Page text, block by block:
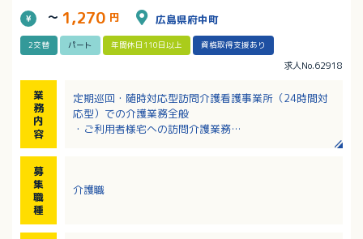
～ 1,270 円 広島県府中町
2交替 パート 年間休日110日以上 資格取得支援あり
求人No.62918
業
務
内
容
定期巡回・随時対応型訪問介護看護事業所（24時間対
応型）での介護業務全般
・ご利用者様宅への訪問介護業務
代：実費支給）、バイク（原付）、電動自転車の貸出
募
集
職
種
介護職